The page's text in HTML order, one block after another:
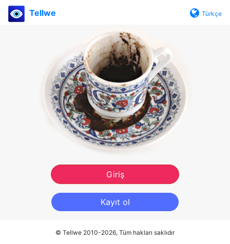
Tellwe Türkçe
Giriş
Kayıt ol
© Tellwe 2010-2026, Tüm hakları saklıdır